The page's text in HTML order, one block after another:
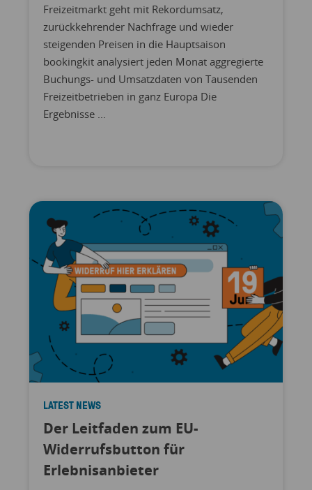
Freizeitmarkt geht mit Rekordumsatz,
zurückkehrender Nachfrage und wieder
steigenden Preisen in die Hauptsaison
bookingkit analysiert jeden Monat aggregierte
Buchungs- und Umsatzdaten von Tausenden
Freizeitbetrieben in ganz Europa Die
Ergebnisse ...
LATEST NEWS
Der Leitfaden zum EU-
Widerrufsbutton für
Erlebnisanbieter